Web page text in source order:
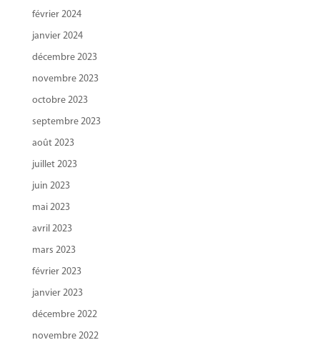
février 2024
janvier 2024
décembre 2023
novembre 2023
octobre 2023
septembre 2023
août 2023
juillet 2023
juin 2023
mai 2023
avril 2023
mars 2023
février 2023
janvier 2023
décembre 2022
novembre 2022